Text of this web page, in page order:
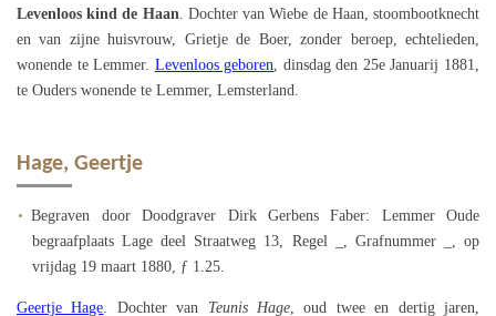
Levenloos kind de Haan. Dochter van Wiebe de Haan, stoombootknecht
en van zijne huisvrouw, Grietje de Boer, zonder beroep, echtelieden,
wonende te Lemmer. Levenloos geboren, dinsdag den 25e Januarij 1881,
te Ouders wonende te Lemmer, Lemsterland.
Hage, Geertje
Begraven door Doodgraver Dirk Gerbens Faber: Lemmer Oude
begraafplaats Lage deel Straatweg 13, Regel _, Grafnummer _, op
vrijdag 19 maart 1880, ƒ 1.25.
Geertje Hage. Dochter van Teunis Hage, oud twee en dertig jaren,